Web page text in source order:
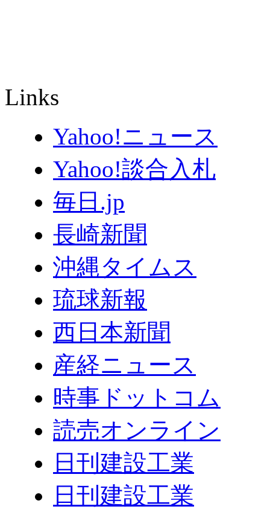
Links
Yahoo!ニュース
Yahoo!談合入札
毎日.jp
長崎新聞
沖縄タイムス
琉球新報
西日本新聞
産経ニュース
時事ドットコム
読売オンライン
日刊建設工業
日刊建設工業